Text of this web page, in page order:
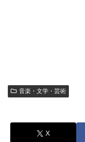
音楽・文学・芸術
X